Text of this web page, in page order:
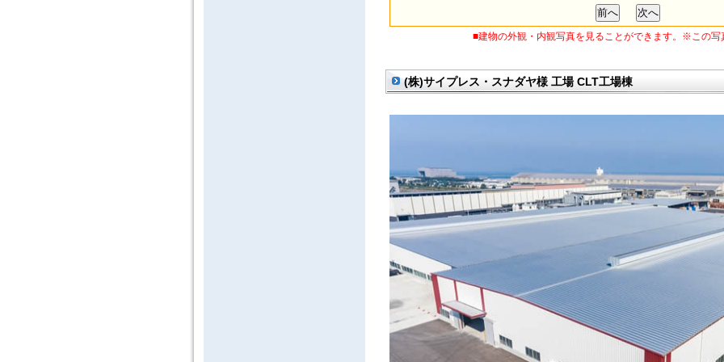
■建物の外観・内観写真を見ることができます。※この写
(株)サイプレス・スナダヤ様 工場 CLT工場棟